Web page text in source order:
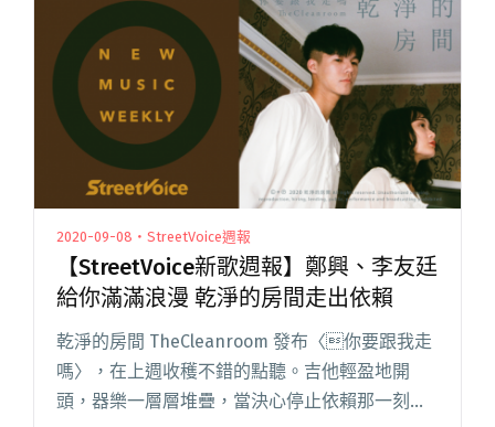
"【StreetVoice新歌週報】荷爾蒙少年專輯先行
曲搶聽 問題總部找「我是機車少女」凌元耕共
唱"
2020-09-08・StreetVoice週報
【StreetVoice新歌週報】鄭興、李友廷
給你滿滿浪漫 乾淨的房間走出依賴
乾淨的房間 TheCleanroom 發布〈你要跟我走
嗎〉，在上週收穫不錯的點聽。吉他輕盈地開
頭，器樂一層層堆疊，當決心停止依賴那一刻，